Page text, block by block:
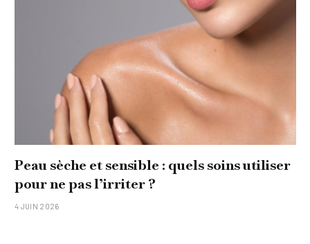
Peau sèche et sensible : quels soins utiliser
pour ne pas l’irriter ?
4 JUIN 2026